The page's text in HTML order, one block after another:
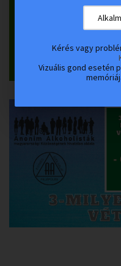
Kérés vagy
Vizuális gond esetén